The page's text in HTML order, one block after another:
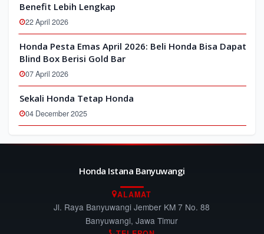
Benefit Lebih Lengkap
22 April 2026
Honda Pesta Emas April 2026: Beli Honda Bisa Dapat
Blind Box Berisi Gold Bar
07 April 2026
Sekali Honda Tetap Honda
04 December 2025
Honda Istana Banyuwangi
ALAMAT
Jl. Raya Banyuwangi Jember KM 7 No. 88
Banyuwangi, Jawa Timur